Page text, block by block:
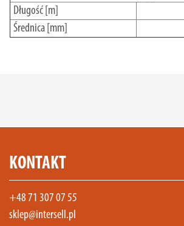
Długość [m]
Średnica [mm]
KONTAKT
+48 71 307 07 55
sklep@intersell.pl